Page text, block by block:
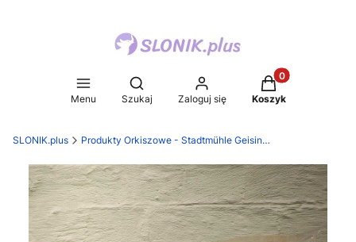
Menu
Otwórz wyszukiwarkę
Szukaj Zaloguj się
Produkty w
Koszyk
SLONIK.plus Produkty Orkiszowe - Stadtmühle Geisingen